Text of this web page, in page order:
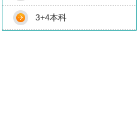
3+4本科